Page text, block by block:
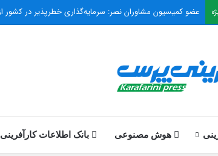
سه بانک کشور به سامانه ناظر سکوهای طلا متصل می‌شوند
هوش مصنوعی بانک اطلاعات کارآفرینی